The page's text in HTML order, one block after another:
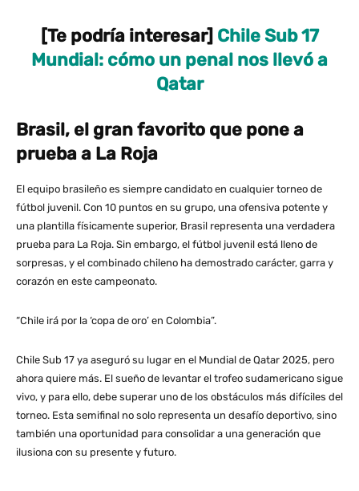
[Te podría interesar] Chile Sub 17
Mundial: cómo un penal nos llevó a
Qatar
Brasil, el gran favorito que pone a
prueba a La Roja
El equipo brasileño es siempre candidato en cualquier torneo de
fútbol juvenil. Con 10 puntos en su grupo, una ofensiva potente y
una plantilla físicamente superior, Brasil representa una verdadera
prueba para La Roja. Sin embargo, el fútbol juvenil está lleno de
sorpresas, y el combinado chileno ha demostrado carácter, garra y
corazón en este campeonato.
“Chile irá por la ‘copa de oro’ en Colombia”.
Chile Sub 17 ya aseguró su lugar en el Mundial de Qatar 2025, pero
ahora quiere más. El sueño de levantar el trofeo sudamericano sigue
vivo, y para ello, debe superar uno de los obstáculos más difíciles del
torneo. Esta semifinal no solo representa un desafío deportivo, sino
también una oportunidad para consolidar a una generación que
ilusiona con su presente y futuro.